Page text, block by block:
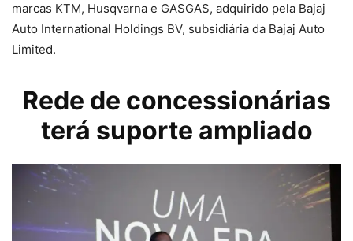
marcas KTM, Husqvarna e GASGAS, adquirido pela Bajaj
Auto International Holdings BV, subsidiária da Bajaj Auto
Limited.
Rede de concessionárias
terá suporte ampliado